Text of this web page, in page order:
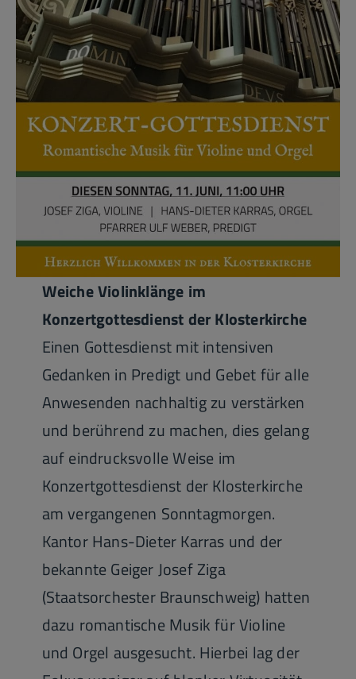
Weiche Violinklänge im
Konzertgottesdienst der Klosterkirche
Einen Gottesdienst mit intensiven
Gedanken in Predigt und Gebet für alle
Anwesenden nachhaltig zu verstärken
und berührend zu machen, dies gelang
auf eindrucksvolle Weise im
Konzertgottesdienst der Klosterkirche
am vergangenen Sonntagmorgen.
Kantor Hans-Dieter Karras und der
bekannte Geiger Josef Ziga
(Staatsorchester Braunschweig) hatten
dazu romantische Musik für Violine
und Orgel ausgesucht. Hierbei lag der